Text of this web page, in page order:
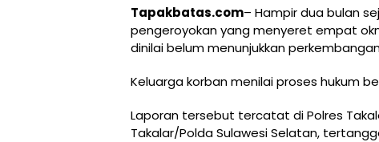
Tapakbatas.com– Hampir dua bulan
pengeroyokan yang menyeret empat
dinilai belum menunjukkan
Keluarga korban menilai proses hukum
Laporan tersebut tercatat di Polres
Takalar/Polda Sulawesi Selatan,